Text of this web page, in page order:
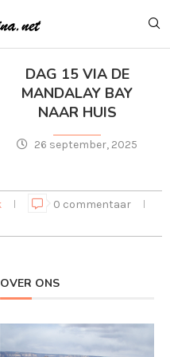
DAG 15 VIA DE
MANDALAY BAY
NAAR HUIS
26 september, 2025
0 commentaar
OVER ONS